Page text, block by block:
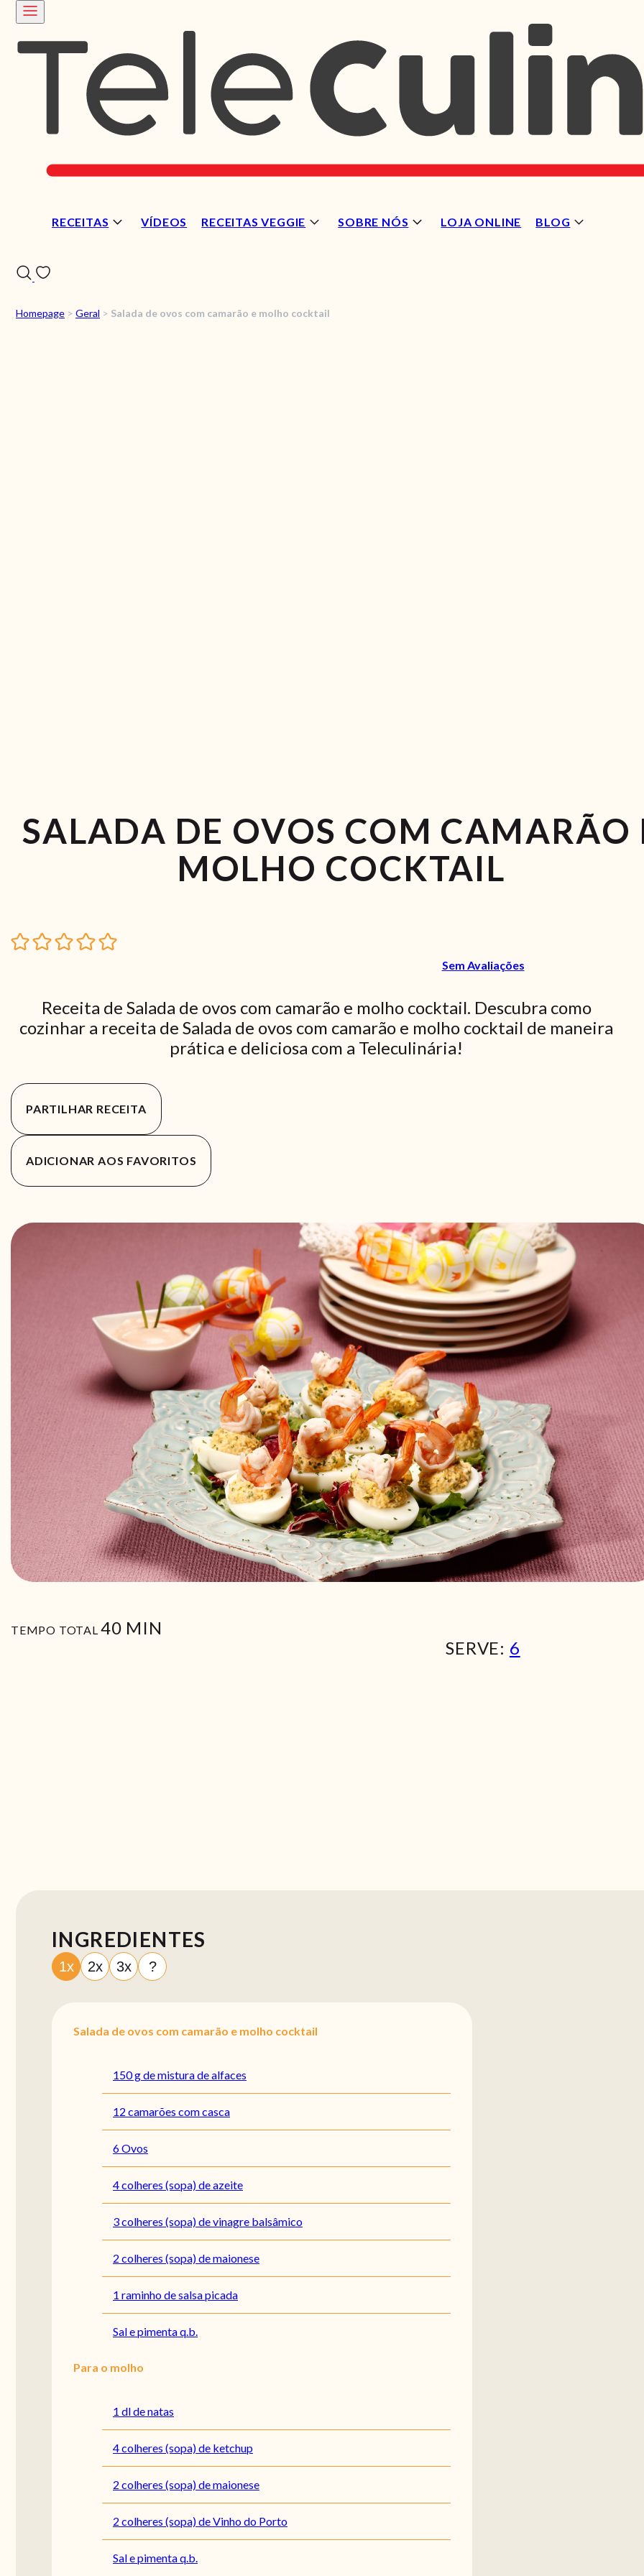
RECEITAS VÍDEOS RECEITAS VEGGIE SOBRE NÓS LOJA ONLINE BLOG
Homepage > Geral > Salada de ovos com camarão e molho cocktail
SALADA DE OVOS COM CAMARÃO
MOLHO COCKTAIL
Sem Avaliações
Receita de Salada de ovos com camarão e molho cocktail. Descubra como
cozinhar a receita de Salada de ovos com camarão e molho cocktail de maneira
prática e deliciosa com a Teleculinária!
PARTILHAR RECEITA
ADICIONAR AOS FAVORITOS
TEMPO TOTAL 40MIN
MIN
SERVE: 6
INGREDIENTES
1x 2x 3x ?
Salada de ovos com camarão e molho cocktail
150 g de mistura de alfaces
12 camarões com casca
6 Ovos
4 colheres (sopa) de azeite
3 colheres (sopa) de vinagre balsâmico
2 colheres (sopa) de maionese
1 raminho de salsa picada
Sal e pimenta q.b.
Para o molho
1 dl de natas
4 colheres (sopa) de ketchup
2 colheres (sopa) de maionese
2 colheres (sopa) de Vinho do Porto
Sal e pimenta q.b.